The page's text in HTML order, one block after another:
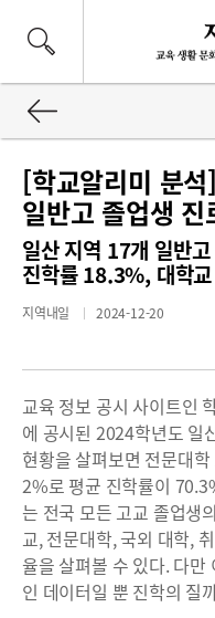
[학교알리미 분
일반고 졸업생 진
일산 지역 17개 일반
진학률 18.3%, 대학
지역내일 2024-12-20
교육 정보 공시 사이트
에 공시된 2024학년도 일
현황을 살펴보면 전문대
2%로 평균 진학률이
는 전국 모든 고교 졸업생
교, 전문대학, 국외 대학,
율을 살펴볼 수 있다. 다만
인 데이터일 뿐 진학의 질